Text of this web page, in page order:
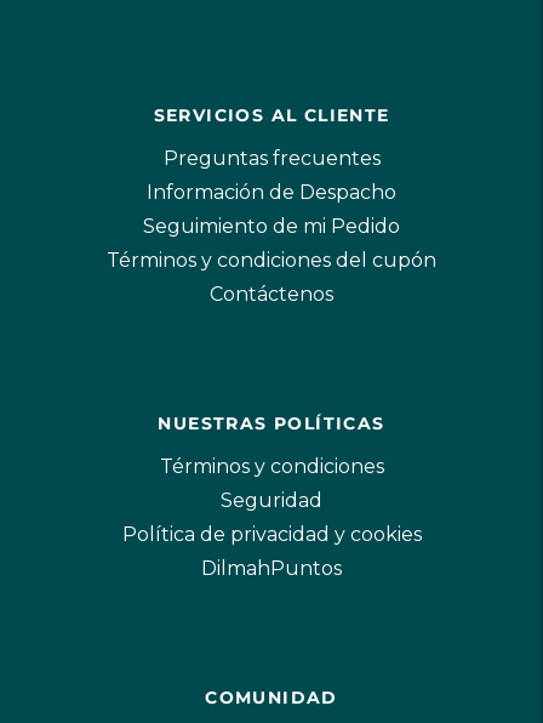
SERVICIOS AL CLIENTE
Preguntas frecuentes
Información de Despacho
Seguimiento de mi Pedido
Términos y condiciones del cupón
Contáctenos
NUESTRAS POLÍTICAS
Términos y condiciones
Seguridad
Política de privacidad y cookies
DilmahPuntos
COMUNIDAD